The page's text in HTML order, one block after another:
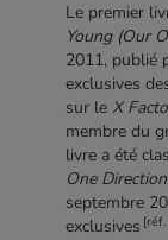
Le premier
Young (Our
2011, publié
exclusives
sur le X
membre du
livre a été
One
septembre
exclusives